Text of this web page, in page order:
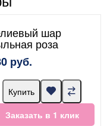
шар
роза
руб.
Купить
Заказать в 1 клик